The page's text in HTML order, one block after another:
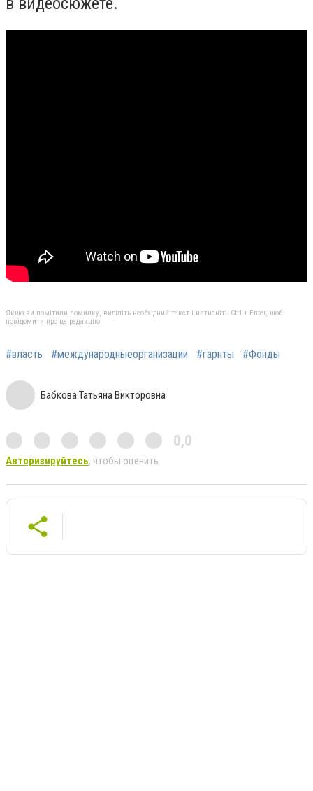
Якщо ви помітили помилку, виділіть необхідний текст і натисніть Ctrl + Enter, щоб
повідомити про це редакцію
#власть #международныеорганизации #гарнты #Фонды
Бабкова Татьяна Викторовна
0,0
Авторизируйтесь, чтобы оценить